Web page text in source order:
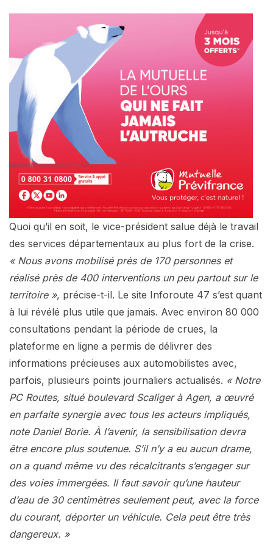
Quoi qu’il en soit, le vice-président salue déjà le travail
des services départementaux au plus fort de la crise.
« Nous avons mobilisé près de 170 personnes et
réalisé près de 400 interventions un peu partout sur le
territoire », précise-t-il. Le site Inforoute 47 s’est quant
à lui révélé plus utile que jamais. Avec environ 80 000
consultations pendant la période de crues, la
plateforme en ligne a permis de délivrer des
informations précieuses aux automobilistes avec,
parfois, plusieurs points journaliers actualisés. « Notre
PC Routes, situé boulevard Scaliger à Agen, a œuvré
en parfaite synergie avec tous les acteurs impliqués,
note Daniel Borie. À l’avenir, la sensibilisation devra
être encore plus soutenue. S’il n’y a eu aucun drame,
on a quand même vu des récalcitrants s’engager sur
des voies immergées. Il faut savoir qu’une hauteur
d’eau de 30 centimètres seulement peut, avec la force
du courant, déporter un véhicule. Cela peut être très
dangereux. »